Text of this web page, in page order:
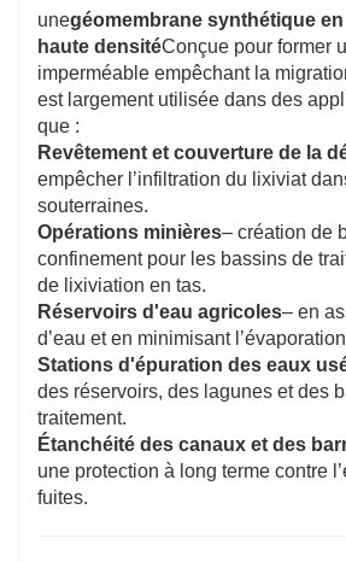
unegéomembrane synthétique
haute densitéConçue pour former
imperméable empêchant la
est largement utilisée dans des
que :
Revêtement et couverture de la
empêcher l’infiltration du lixiviat
souterraines.
Opérations minières– création de
confinement pour les bassins de
de lixiviation en tas.
Réservoirs d'eau agricoles– en
d’eau et en minimisant
Stations d'épuration des eaux
des réservoirs, des lagunes et des
traitement.
Étanchéité des canaux et des
une protection à long terme contre
fuites.